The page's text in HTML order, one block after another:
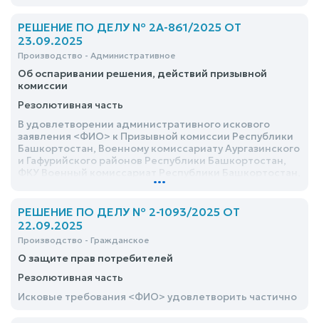
РЕШЕНИЕ ПО ДЕЛУ № 2А-861/2025 ОТ
23.09.2025
Производство - Административное
Об оспаривании решения, действий призывной
комиссии
Резолютивная часть
В удовлетворении административного искового
заявления <ФИО> к Призывной комиссии Республики
Башкортостан, Военному комиссариату Аургазинского
и Гафурийского районов Республики Башкортостан,
ФКУ Военный комиссариат Республики Башкортостан,
Призывной комиссии Гафурийского района
муниципального района Гафурийский район
Республики Башкортостан об оспаривании решения,
действий призывной комиссии - отказать
...
РЕШЕНИЕ ПО ДЕЛУ № 2-1093/2025 ОТ
22.09.2025
Производство - Гражданское
О защите прав потребителей
Резолютивная часть
Исковые требования <ФИО> удовлетворить частично